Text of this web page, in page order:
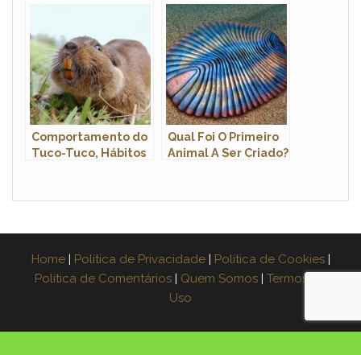
Animal
Comportamento do
Tuco-Tuco, Hábitos
Qual Foi O Primeiro
Animal A Ser Criado?
Home Política de Privacidade Política de Cookies
Política de Comentários
Quem Somos
Termos de
Uso